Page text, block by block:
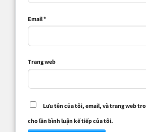
Email*
Trang web
Lưu tên của tôi, email, và trang web
cho lần bình luận kế tiếp của tôi.